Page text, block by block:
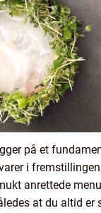
på et
i
anrettede
at du altid er